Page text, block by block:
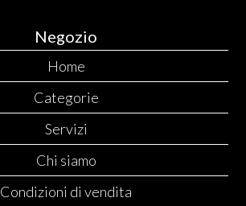
Negozio
Home
Categorie
Servizi
Chi siamo
Condizioni di vendita